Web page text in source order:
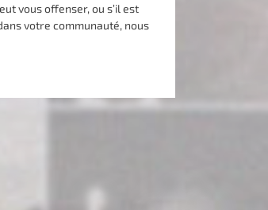
vous offenser, ou s’il est
votre communauté, nous